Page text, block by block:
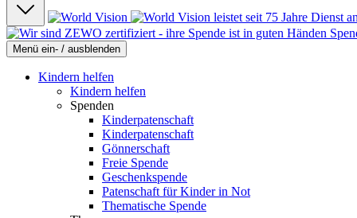
Menü ein- / ausblenden
Kindern helfen
Kindern helfen
Spenden
Kinderpatenschaft
Kinderpatenschaft
Gönnerschaft
Freie Spende
Geschenkspende
Patenschaft für Kinder in Not
Thematische Spende